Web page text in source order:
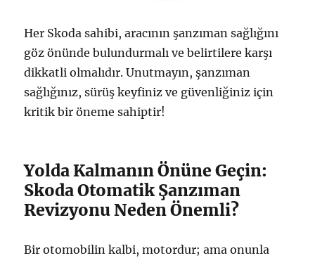
Her Skoda sahibi, aracının şanzıman sağlığını
göz önünde bulundurmalı ve belirtilere karşı
dikkatli olmalıdır. Unutmayın, şanzıman
sağlığınız, sürüş keyfiniz ve güvenliğiniz için
kritik bir öneme sahiptir!
Yolda Kalmanın Önüne Geçin:
Skoda Otomatik Şanzıman
Revizyonu Neden Önemli?
Bir otomobilin kalbi, motordur; ama onunla